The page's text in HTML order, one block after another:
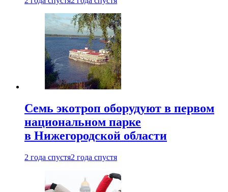
Семь экотроп оборудуют в первом
национальном парке
в Нижегородской области
2 года спустя2 года спустя